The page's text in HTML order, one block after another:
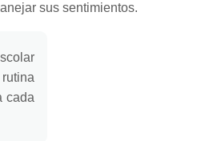
sus sentimientos.
cada